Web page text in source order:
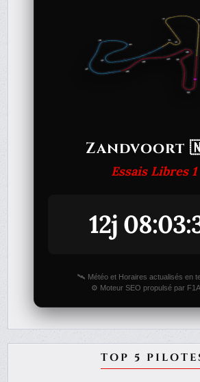
Zandvoort
Essais Libres 1
12j
🛰️ Météo et Horaires actualisés en
⚙️ Moteur SEO propulsé par
TOP 5